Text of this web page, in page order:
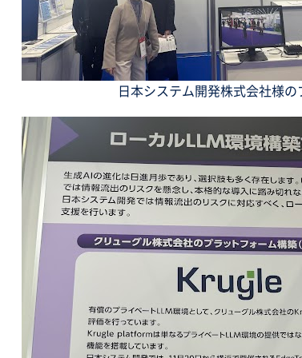
日本システム開発株式会社様の